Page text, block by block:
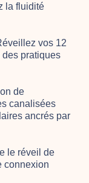
la fluidité
vos 12
des pratiques
de
canalisées
ancrés par
le réveil de
connexion